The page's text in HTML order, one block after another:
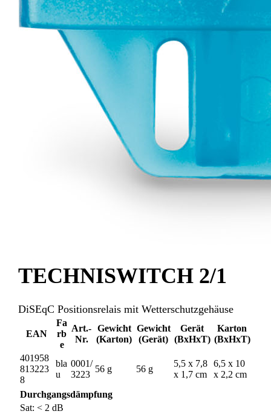
TECHNISWITCH 2/1
DiSEqC Positionsrelais mit Wetterschutzgehäuse
EAN
Fa
rb
e
Art.-
Nr.
Gewicht
(Karton)
Gewicht
(Gerät)
Gerät
(BxHxT)
Karton
(BxHxT)
401958
813223
8
bla
u
0001/
3223
56 g 56 g
5,5 x 7,8
x 1,7 cm
6,5 x 10
x 2,2 cm
Durchgangsdämpfung
Sat: < 2 dB